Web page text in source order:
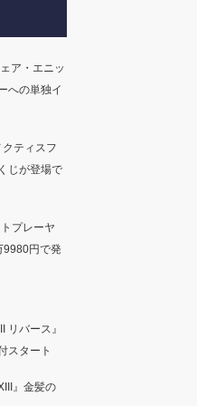
ア・エニッ
への単独イ
クティスフ
じが登場で
プレーヤ
9980円で発
リバース』
スタート
』金髪の